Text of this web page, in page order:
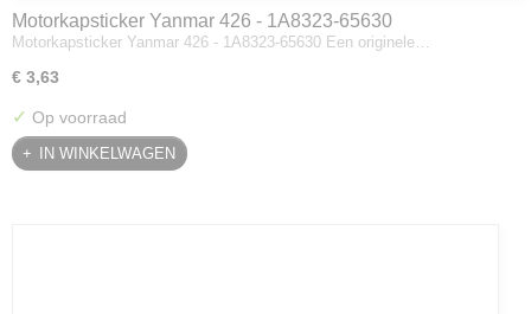
Motorkapsticker Yanmar 426 - 1A8323-65630
Motorkapsticker Yanmar 426 - 1A8323-65630 Een originele…
€ 3,63
✓ Op voorraad
IN WINKELWAGEN